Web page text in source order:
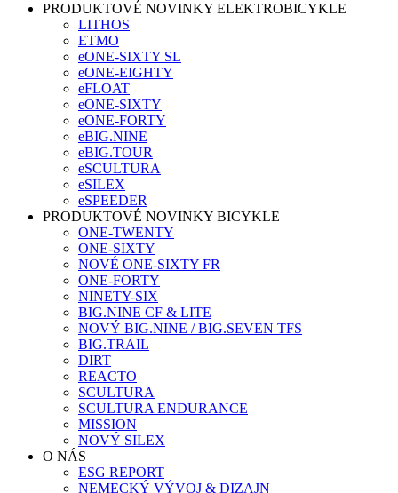
PRODUKTOVÉ NOVINKY ELEKTROBICYKLE
LITHOS
ETMO
eONE-SIXTY SL
eONE-EIGHTY
eFLOAT
eONE-SIXTY
eONE-FORTY
eBIG.NINE
eBIG.TOUR
eSCULTURA
eSILEX
eSPEEDER
PRODUKTOVÉ NOVINKY BICYKLE
ONE-TWENTY
ONE-SIXTY
NOVÉ ONE-SIXTY FR
ONE-FORTY
NINETY-SIX
BIG.NINE CF & LITE
NOVÝ BIG.NINE / BIG.SEVEN TFS
BIG.TRAIL
DIRT
REACTO
SCULTURA
SCULTURA ENDURANCE
MISSION
NOVÝ SILEX
O NÁS
ESG REPORT
NEMECKÝ VÝVOJ & DIZAJN